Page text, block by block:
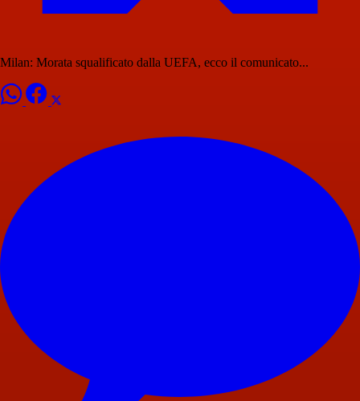
Milan: Morata squalificato dalla UEFA, ecco il comunicato...